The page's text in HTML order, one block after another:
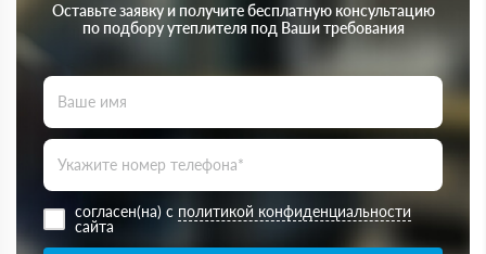
Оставьте заявку и получите бесплатную консультацию
по подбору утеплителя под Ваши требования
согласен(на) с политикой конфиденциальности
сайта